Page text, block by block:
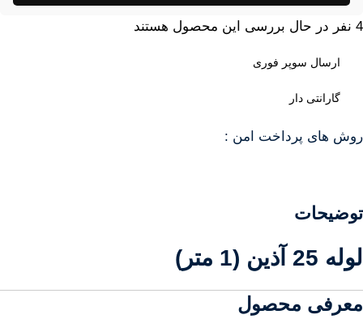
4 نفر در حال بررسی این محصول هستند
ارسال سوپر فوری
گارانتی دار
روش های پرداخت امن :
توضیحات
لوله 25 آذین (1 متر)
معرفی محصول